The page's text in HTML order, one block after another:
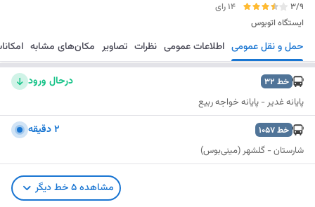
3/9
14 رای
ایستگاه اتوبوس
مسیریابی ذخیره ارسال حمل و نقل عمومی اطلاعات عمومی نظرات تصاویر مکان‌های مشابه
خط 32 درحال ورود
پایانه غدیر - پایانه خواجه ربیع
خط1057 ۲ دقیقه
شارستان - گلشهر (مینی‌بوس)
مشاهده5خط دیگر